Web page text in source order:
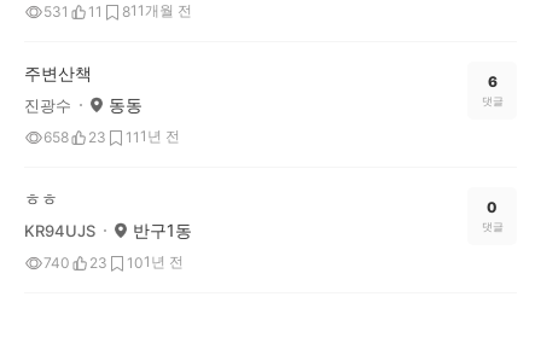
531 11 811개월 전
주변산책
진광수 동동
658 23 11 1년 전
6
댓글
ㅎㅎ
KR94UJS 반구1동
740 23 101년 전
0
댓글